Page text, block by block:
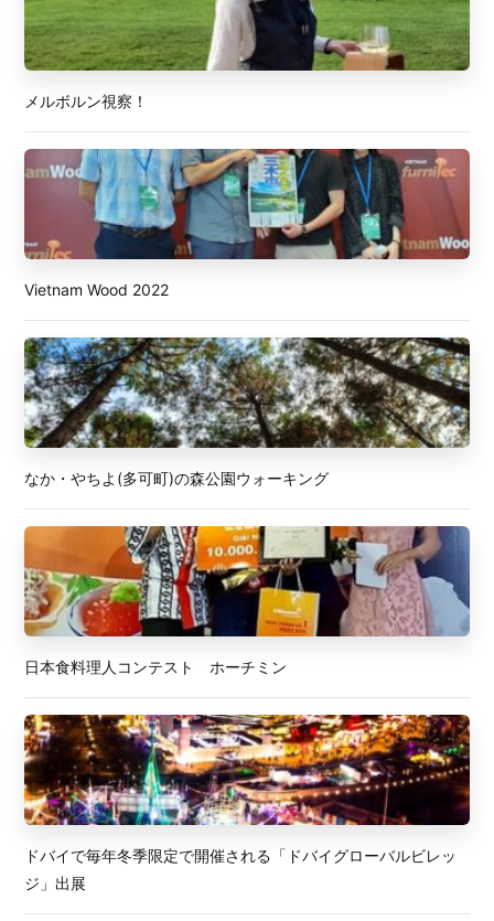
メルボルン視察！
Vietnam Wood 2022
なか・やちよ(多可町)の森公園ウォーキング
日本食料理人コンテスト ホーチミン
ドバイで毎年冬季限定で開催される「ドバイグローバルビレッ
ジ」出展